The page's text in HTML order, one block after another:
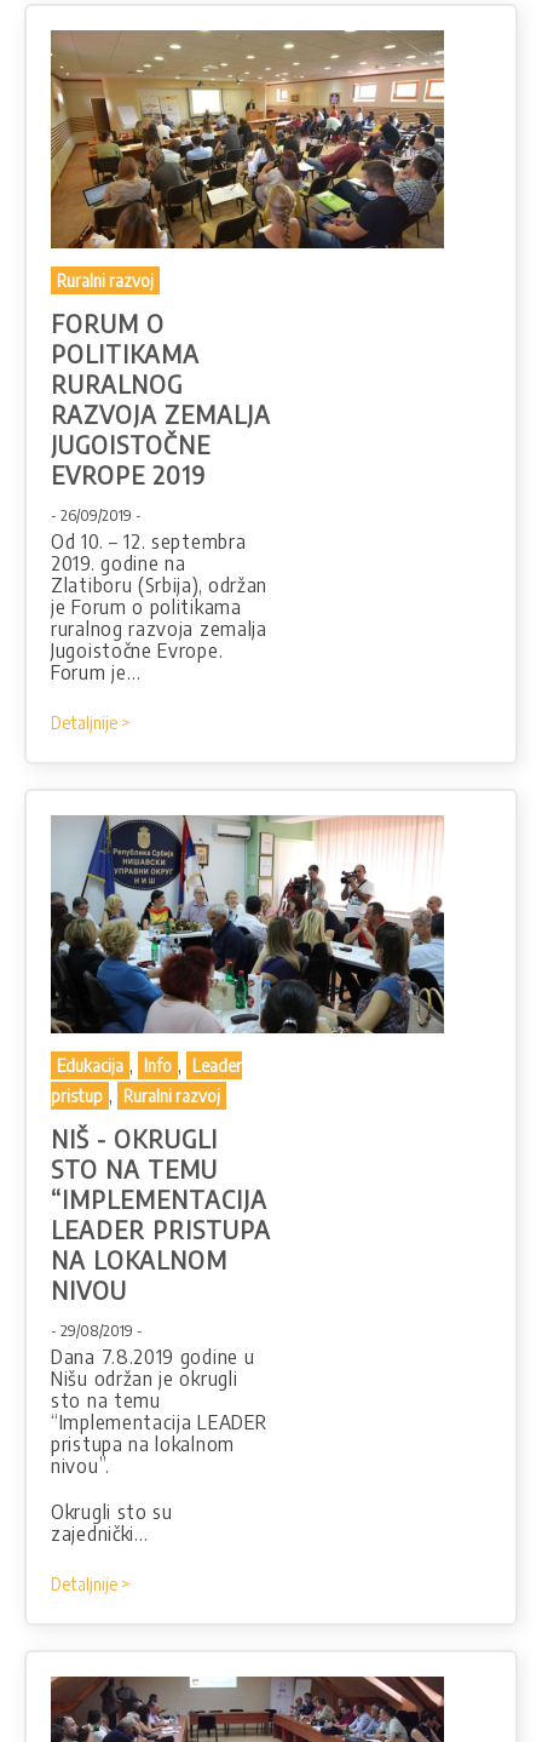
Ruralni razvoj
FORUM O
POLITIKAMA
RURALNOG
RAZVOJA ZEMALJA
JUGOISTOČNE
EVROPE 2019
- 26/09/2019 -
Od 10. – 12. septembra
2019. godine na
Zlatiboru (Srbija), održan
je Forum o politikama
ruralnog razvoja zemalja
Jugoistočne Evrope.
Forum je…
Detaljnije >
Edukacija , Info ,
Leader
pristup , Ruralni razvoj
NIŠ - OKRUGLI
STO NA TEMU
“IMPLEMENTACIJA
LEADER PRISTUPA
NA LOKALNOM
NIVOU
- 29/08/2019 -
Dana 7.8.2019 godine u
Nišu održan je okrugli
sto na temu
“Implementacija LEADER
pristupa na lokalnom
nivou”.
Okrugli sto su
zajednički…
Detaljnije >